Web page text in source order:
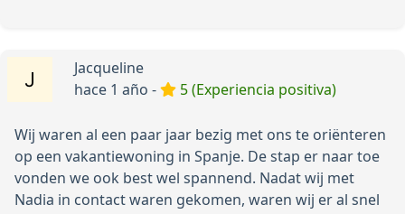
Jacqueline
hace 1 año -
5 (Experiencia positiva)
Wij waren al een paar jaar bezig met ons te oriënteren
op een vakantiewoning in Spanje. De stap er naar toe
vonden we ook best wel spannend. Nadat wij met
Nadia in contact waren gekomen, waren wij er al snel